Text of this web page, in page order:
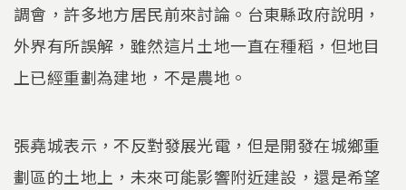
調會，許多地方居民前來討論。台東縣政府說明，
外界有所誤解，雖然這片土地一直在種稻，但地目
上已經重劃為建地，不是農地。
張堯城表示，不反對發展光電，但是開發在城鄉重
劃區的土地上，未來可能影響附近建設，還是希望